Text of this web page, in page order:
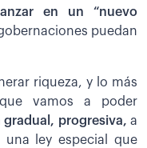
en un “nuevo
puedan
riqueza, y lo más
vamos a poder
progresiva, a
ley especial que